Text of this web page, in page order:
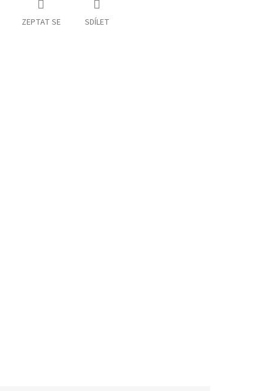
ZEPTAT SE SDÍLET